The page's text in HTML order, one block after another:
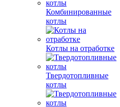
Комбинированные
котлы
Котлы на отработке
Твердотопливные
котлы